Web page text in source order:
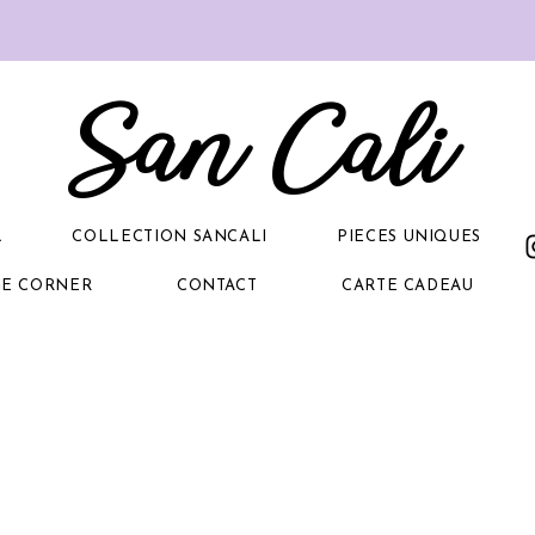
San Cali
COLLECTION SANCALI PIECES UNIQUES
CORNER CONTACT CARTE CADEAU